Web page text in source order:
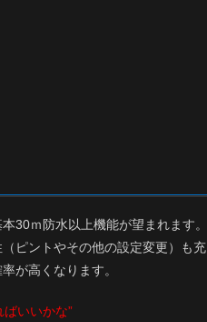
30ｍ防水以上機能が望まれます。
ピントやその他の設定変更）も充
が高くなります。
いいかな”